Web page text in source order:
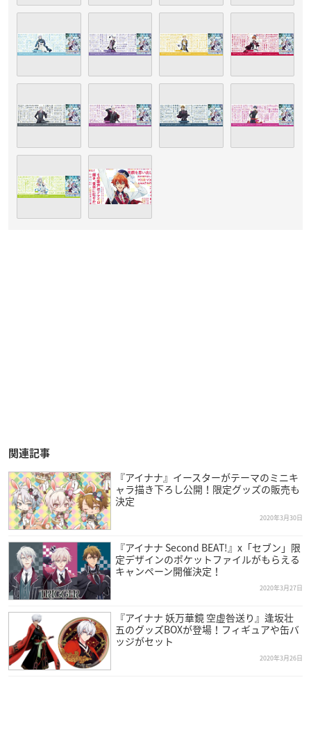
関連記事
『アイナナ』イースターがテーマのミニキ
ャラ描き下ろし公開！限定グッズの販売も
決定
2020年3月30日
『アイナナ Second BEAT!』x「セブン」限
定デザインのポケットファイルがもらえる
キャンペーン開催決定！
2020年3月27日
『アイナナ 妖万華鏡 空虚咎送り』逢坂壮
五のグッズBOXが登場！フィギュアや缶バ
ッジがセット
2020年3月26日